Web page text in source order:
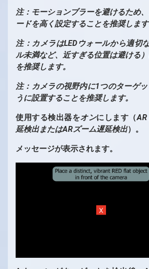
注：モーションブラーを避けるため
ードを高く設定することを推奨します
注：カメラはLEDウォールから適切
ル未満など、近すぎる位置は避ける
を推奨します。
注：カメラの視野内に1つのターゲ
うに設置することを推奨します。
使用する検出器をオンにします（
延検出またはARズーム遅延検出）。
メッセージが表示されます。